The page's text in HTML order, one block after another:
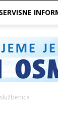
SERVISNE